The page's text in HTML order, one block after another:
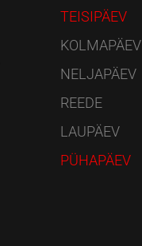
TEISIPÄEV
KOLMAPÄEV
NELJAPÄEV
REEDE
LAUPÄEV
PÜHAPÄEV